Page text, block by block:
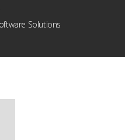
Solutions